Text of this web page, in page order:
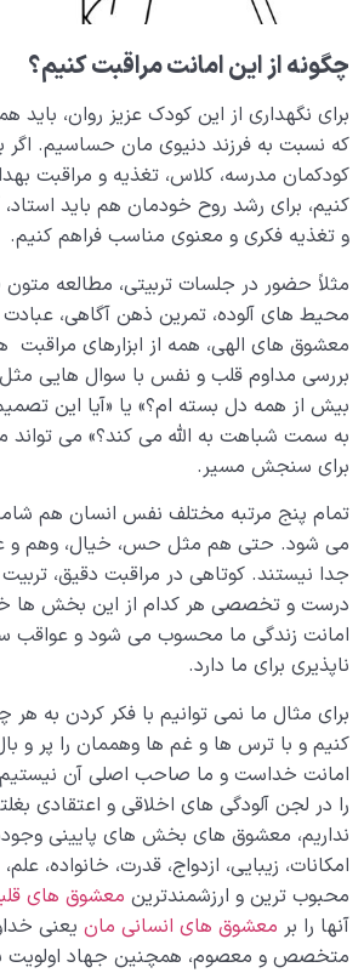
آیا درمان مشکلات روحی در کوتاه مدت
انسان در مرکز آفرینش
دیدار جهان غیب
چگونه از این امانت مراقبت کنیم؟
برای نگهداری از این کودک عزیز روان،
که نسبت به فرزند دنیوی مان حساسیم.
کودکمان مدرسه، کلاس، تغذیه و مراقبت
کنیم، برای رشد روح خودمان هم باید
و تغذیه فکری و معنوی مناسب فراهم کنیم.
مثلاً حضور در جلسات تربیتی، مطالعه
محیط های آلوده، تمرین ذهن آگاهی، عبادت
معشوق های الهی، همه از ابزارهای
بررسی مداوم قلب و نفس با سوال هایی
بیش از همه دل بسته ام؟» یا «آیا این
به سمت شباهت به الله می کند؟» می تواند
برای سنجش مسیر.
تمام پنج مرتبه مختلف نفس انسان هم
می شود. حتی هم مثل حس، خیال، وهم و
جدا نیستند. کوتاهی در مراقبت دقیق،
درست و تخصصی هر کدام از این بخش ها
امانت زندگی ما محسوب می شود و عواقب
ناپذیری برای ما دارد.
برای مثال ما نمی توانیم با فکر کردن به هر
کنیم و با ترس ها و غم ها وهممان را پر و
امانت خداست و ما صاحب اصلی آن
را در لجن آلودگی های اخلاقی و اعتقادی
نداریم، معشوق های بخش های پایینی
امکانات، زیبایی، ازدواج، قدرت، خانواده،
محبوب ترین و ارزشمندترین معشوق های
آنها را بر معشوق های انسانی مان یعنی
متخصص و معصوم، همچنین جهاد اولویت